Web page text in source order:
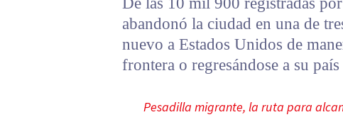
abandonó la ciudad en una de
nuevo a Estados Unidos de
frontera o regresándose a su
Pesadilla migrante, la ruta para